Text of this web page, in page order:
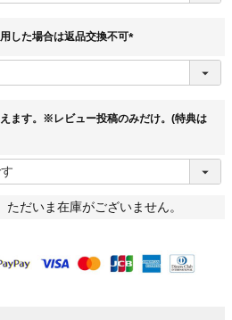
した場合は返品交換不可
須
ます。※レビュー投稿のみだけ。(特典は
だいま在庫がございません。